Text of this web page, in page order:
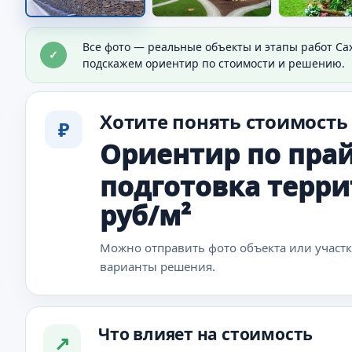
Основание под покрытие
Подготовлен слой для дальнейшей укладки.
✓
Все фото — реальные объекты и этапы работ
подскажем ориентир по стоимости и решению.
₽ Хотите понять
Ориентир по
подготовка
руб/м²
Можно отправить фото объекта или
варианты решения.
↗ Что влияет на стоимость